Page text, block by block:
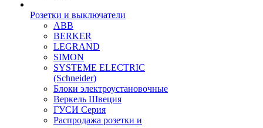
Розетки и выключатели
ABB
BERKER
LEGRAND
SIMON
SYSTEME ELECTRIC
(Schneider)
Блоки электроустановочные
Веркель Швеция
ГУСИ Серия
Распродажа розетки и